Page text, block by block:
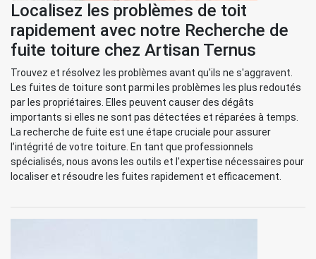
Localisez les problèmes de toit
rapidement avec notre Recherche de
fuite toiture chez Artisan Ternus
Trouvez et résolvez les problèmes avant qu'ils ne s'aggravent.
Les fuites de toiture sont parmi les problèmes les plus redoutés
par les propriétaires. Elles peuvent causer des dégâts
importants si elles ne sont pas détectées et réparées à temps.
La recherche de fuite est une étape cruciale pour assurer
l’intégrité de votre toiture. En tant que professionnels
spécialisés, nous avons les outils et l'expertise nécessaires pour
localiser et résoudre les fuites rapidement et efficacement.